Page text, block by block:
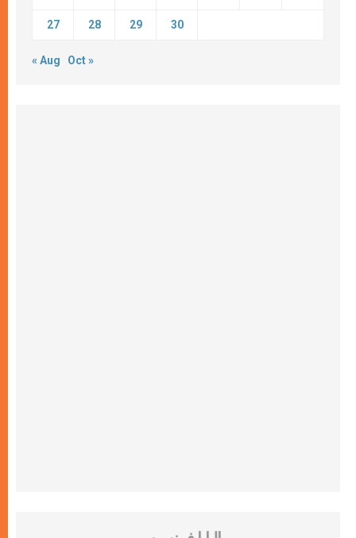
27 28 29 30
« Aug Oct »